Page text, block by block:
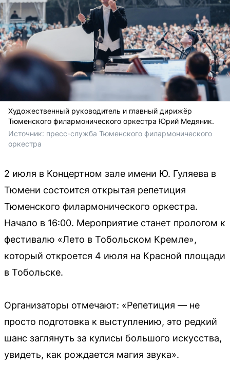
Художественный руководитель и главный дирижёр
Тюменского филармонического оркестра Юрий Медяник.
Источник: пресс-служба Тюменского филармонического
оркестра
2 июля в Концертном зале имени Ю. Гуляева в
Тюмени состоится открытая репетиция
Тюменского филармонического оркестра.
Начало в 16:00. Мероприятие станет прологом к
фестивалю «Лето в Тобольском Кремле»,
который откроется 4 июля на Красной площади
в Тобольске.
Организаторы отмечают: «Репетиция — не
просто подготовка к выступлению, это редкий
шанс заглянуть за кулисы большого искусства,
увидеть, как рождается магия звука».